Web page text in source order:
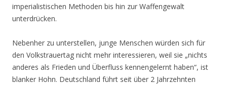
imperialistischen Methoden bis hin zur Waffengewalt
unterdrücken.
Nebenher zu unterstellen, junge Menschen würden sich für
den Volkstrauertag nicht mehr interessieren, weil sie „nichts
anderes als Frieden und Überfluss kennengelernt haben“, ist
blanker Hohn. Deutschland führt seit über 2 Jahrzehnten